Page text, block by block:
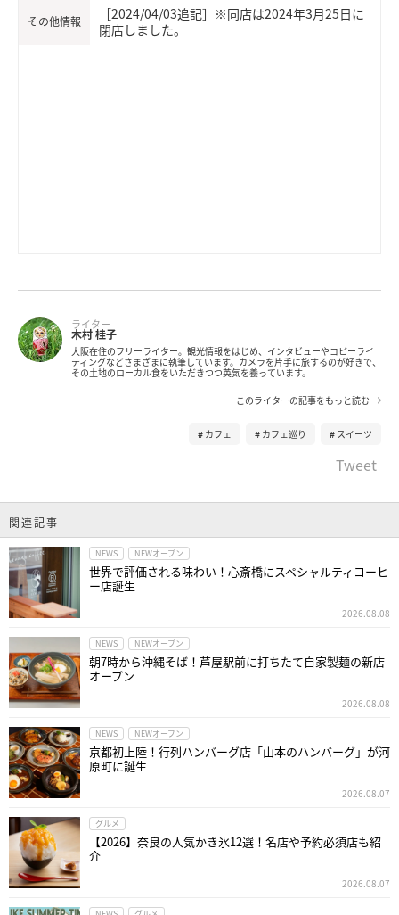
その他情報
［2024/04/03追記］※同店は2024年3月25日に
閉店しました。
ライター
木村 桂子
大阪在住のフリーライター。観光情報をはじめ、インタビューやコピーライ
ティングなどさまざまに執筆しています。カメラを片手に旅するのが好きで、
その土地のローカル食をいただきつつ英気を養っています。
このライターの記事をもっと読む
カフェ カフェ巡り スイーツ
Tweet
関連記事
NEWS NEWオープン
世界で評価される味わい！心斎橋にスペシャルティコーヒ
ー店誕生
2026.08.08
NEWS NEWオープン
朝7時から沖縄そば！芦屋駅前に打ちたて自家製麺の新店
オープン
2026.08.08
NEWS NEWオープン
京都初上陸！行列ハンバーグ店「山本のハンバーグ」が河
原町に誕生
2026.08.07
グルメ
【2026】奈良の人気かき氷12選！名店や予約必須店も紹
介
2026.08.07